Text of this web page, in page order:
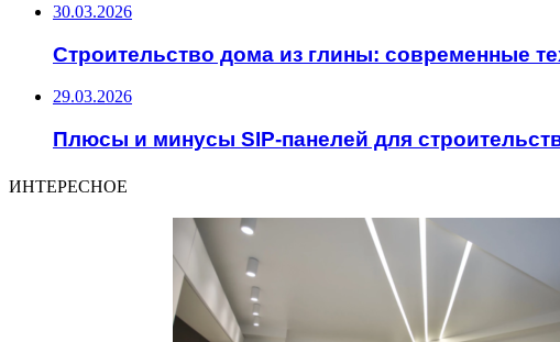
30.03.2026
Строительство дома из глины: современные
29.03.2026
Плюсы и минусы SIP-панелей для
ИНТЕРЕСНОЕ